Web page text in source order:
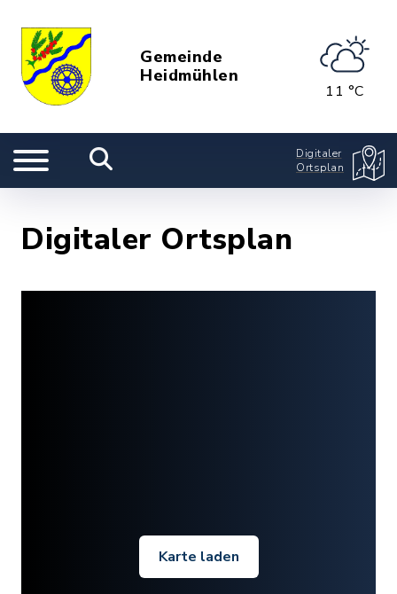
Gemeinde
Heidmühlen
11 °C
Digitaler
Ortsplan
Digitaler Ortsplan
Karte laden